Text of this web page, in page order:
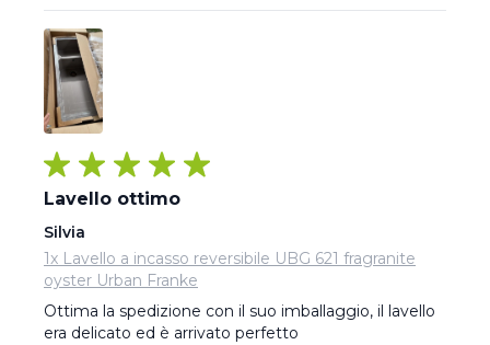
Lavello ottimo
Silvia
1x Lavello a incasso reversibile UBG 621 fragranite
oyster Urban Franke
Ottima la spedizione con il suo imballaggio, il lavello
era delicato ed è arrivato perfetto